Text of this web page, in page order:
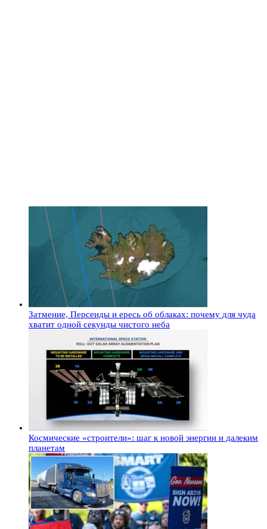
Затмение, Персеиды и ересь об облаках: почему для чуда
хватит одной секунды чистого неба
Космические «строители»: шаг к новой энергии и далеким
планетам